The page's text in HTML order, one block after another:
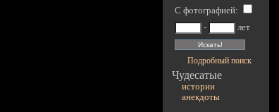
С фотографией:
-
лет
Подробный поиск
Чудесатые
истории
анекдоты